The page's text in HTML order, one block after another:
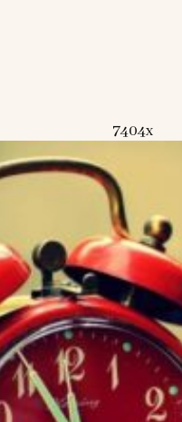
7404x